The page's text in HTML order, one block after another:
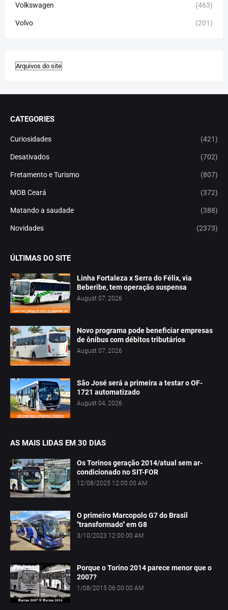
Volkswagen (463)
Volvo (201)
CATEGORIES
Curiosidades (421)
Desativados (702)
Fretamento e Turismo (807)
MOB Ceará (372)
Matando a saudade (388)
Novidades (2373)
ÚLTIMAS DO SITE
Linha Fortaleza x Serra do Félix, via
Beberibe, tem operação suspensa
August 07, 2026
Novo programa pode beneficiar empresas
de ônibus com débitos tributários
August 07, 2026
São José será a primeira a testar o OF-
1721 automatizado
August 04, 2026
AS MAIS LIDAS EM 30 DIAS
Os Torinos geração 2014/atual sem ar-
condicionado no SIT-FOR
12/08/2025 12:00:00 AM
O primeiro Marcopolo G7 do Brasil
"transformado" em G8
3/10/2023 12:00:00 AM
Porque o Torino 2014 parece menor que o
2007?
1/08/2015 06:00:00 AM